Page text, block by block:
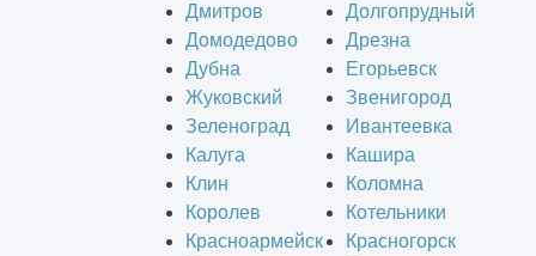
Дмитров
Долгопрудный
Домодедово
Дрезна
Дубна
Егорьевск
Жуковский
Звенигород
Зеленоград
Ивантеевка
Калуга
Кашира
Клин
Коломна
Королев
Котельники
Красноармейск
Красногорск